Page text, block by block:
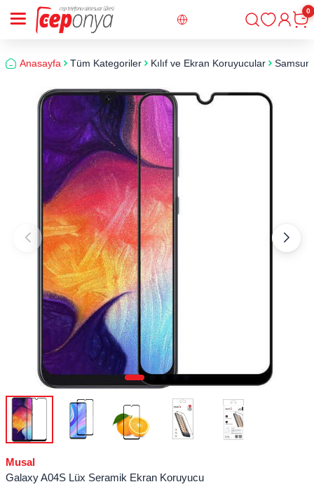
Giriş
0
Anasayfa Tüm Kategoriler Kılıf ve Ekran Koruyucular
Musal
Galaxy A04S Lüx Seramik Ekran Koruyucu